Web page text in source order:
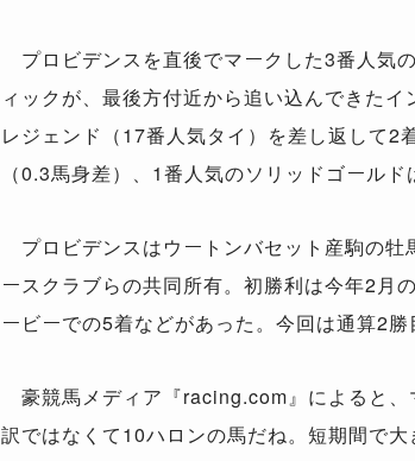
プロビデンスを直後でマークした3番人気
ィックが、最後方付近から追い込んできたイ
レジェンド（17番人気タイ）を差し返して2
（0.3馬身差）、1番人気のソリッドゴール
プロビデンスはウートンバセット産駒の牡
ースクラブらの共同所有。初勝利は今年2月
ービーでの5着などがあった。今回は通算2
豪競馬メディア『racing.com』によると、
訳ではなくて10ハロンの馬だね。短期間で